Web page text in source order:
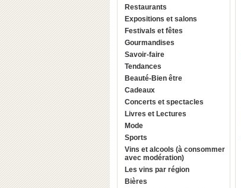
Restaurants
Expositions et salons
Festivals et fêtes
Gourmandises
Savoir-faire
Tendances
Beauté-Bien être
Cadeaux
Concerts et spectacles
Livres et Lectures
Mode
Sports
Vins et alcools (à consommer
avec modération)
Les vins par région
Bières